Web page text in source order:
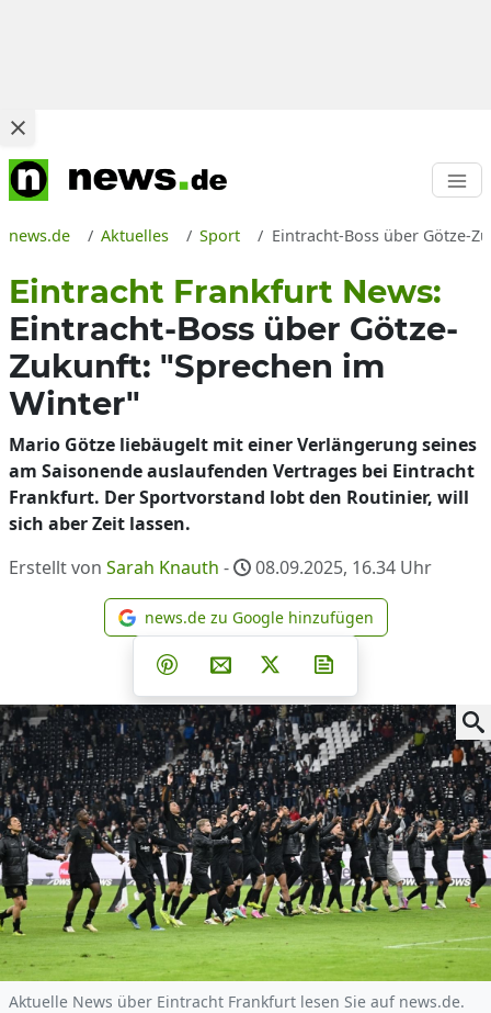
news.de Aktuelles Sport Eintracht-Boss über Götze-
Eintracht Frankfurt News:
Eintracht-Boss über Götze-
Zukunft: "Sprechen im
Winter"
Mario Götze liebäugelt mit einer Verlängerung seines
am Saisonende auslaufenden Vertrages bei Eintracht
Frankfurt. Der Sportvorstand lobt den Routinier, will
sich aber Zeit lassen.
Erstellt von Sarah Knauth - 08.09.2025, 16.34 Uhr
news.de zu Google
news.de zu Google hinzufügen
Teilen auf Facebook
Teilen auf Whatsapp
Teilen auf Telegram
Teilen auf Pinterest
Per E-Mail teilen
Post auf X
Aktuelle News über Eintracht Frankfurt lesen Sie auf news.de.